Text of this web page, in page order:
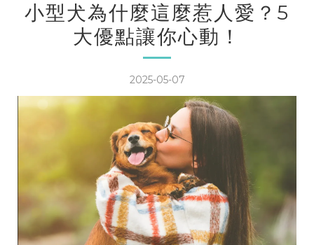
小型犬為什麼這麼惹人愛？5
大優點讓你心動！
2025-05-07